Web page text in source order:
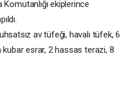
ekiplerince
av tüfeği, havalı tüfek, 6
esrar, 2 hassas terazi, 8